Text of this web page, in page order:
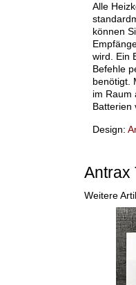
Alle
können
wird. Ein
Befehle
benötigt.
im Raum
Batterien
Design:
Antrax
Weitere